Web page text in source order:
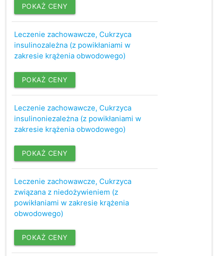
POKAŻ CENY
Leczenie zachowawcze, Cukrzyca
insulinozależna (z powikłaniami w
zakresie krążenia obwodowego)
POKAŻ CENY
Leczenie zachowawcze, Cukrzyca
insulinoniezależna (z powikłaniami w
zakresie krążenia obwodowego)
POKAŻ CENY
Leczenie zachowawcze, Cukrzyca
związana z niedożywieniem (z
powikłaniami w zakresie krążenia
obwodowego)
POKAŻ CENY